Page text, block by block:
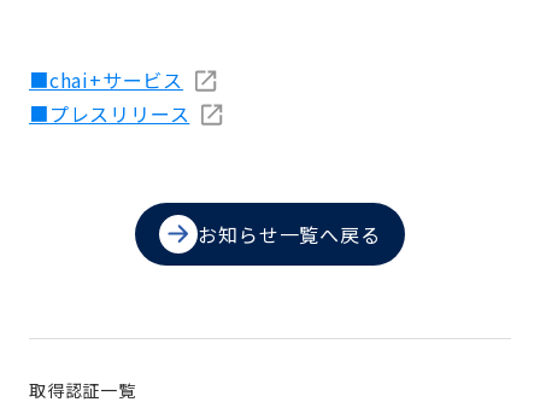
■chai+サービス
■プレスリリース
お知らせ一覧へ戻る
取得認証一覧